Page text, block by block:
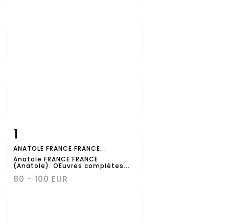
détaillée
1
ANATOLE FRANCE FRANCE...
Anatole FRANCE FRANCE
(Anatole). OEuvres complètes...
80 - 100 EUR